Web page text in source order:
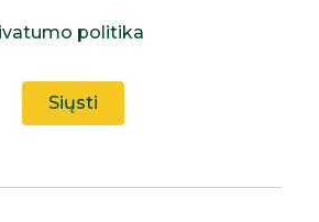
politika